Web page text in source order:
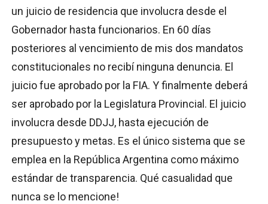
un juicio de residencia que involucra desde el
Gobernador hasta funcionarios. En 60 días
posteriores al vencimiento de mis dos mandatos
constitucionales no recibí ninguna denuncia. El
juicio fue aprobado por la FIA. Y finalmente deberá
ser aprobado por la Legislatura Provincial. El juicio
involucra desde DDJJ, hasta ejecución de
presupuesto y metas. Es el único sistema que se
emplea en la República Argentina como máximo
estándar de transparencia. Qué casualidad que
nunca se lo mencione!